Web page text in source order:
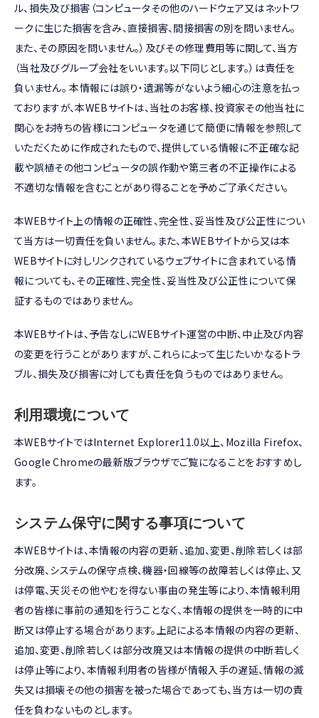
ル、損失及び損害（コンピュータその他のハードウェア又はネットワ
ークに生じた損害を含み、直接損害、間接損害の別を問いません。
また、その原因を問いません。）及びその修理費用等に関して、当方
（当社及びグループ会社をいいます。以下同じとします。）は責任を
負いません。 本情報には誤り・遺漏等がないよう細心の注意を払っ
ておりますが、本WEBサイトは、当社のお客様、投資家その他当社に
関心をお持ちの皆様にコンピュータを通じて簡便に情報を参照して
いただくために作成されたもので、提供している情報に不正確な記
載や誤植その他コンピュータの誤作動や第三者の不正操作による
不適切な情報を含むことがあり得ることを予めご了承ください。
本WEBサイト上の情報の正確性、完全性、妥当性及び公正性につい
て当方は一切責任を負いません。また、本WEBサイトから又は本
WEBサイトに対しリンクされているウェブサイトに含まれている情
報についても、その正確性、完全性、妥当性及び公正性について保
証するものではありません。
本WEBサイトは、予告なしにWEBサイト運営の中断、中止及び内容
の変更を行うことがありますが、これらによって生じたいかなるトラ
ブル、損失及び損害に対しても責任を負うものではありません。
利用環境について
本WEBサイトではInternet Explorer11.0以上、Mozilla Firefox、
Google Chromeの最新版ブラウザでご覧になることをおすすめし
ます。
システム保守に関する事項について
本WEBサイトは、本情報の内容の更新、追加、変更、削除若しくは部
分改廃、システムの保守点検、機器・回線等の故障若しくは停止、又
は停電、天災その他やむを得ない事由の発生等により、本情報利用
者の皆様に事前の通知を行うことなく、本情報の提供を一時的に中
断又は停止する場合があります。上記による本情報の内容の更新、
追加、変更、削除若しくは部分改廃又は本情報の提供の中断若しく
は停止等により、本情報利用者の皆様が情報入手の遅延、情報の滅
失又は損壊その他の損害を被った場合であっても、当方は一切の責
任を負わないものとします。